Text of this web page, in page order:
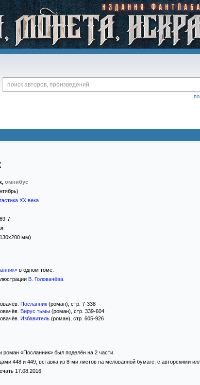
омнибус
XX века
7
мм)
в одном томе.
В. Головачёва.
Посланник (роман), стр. 7-338
Вирус тьмы (роман), стр. 339-604
Избавитель (роман), стр. 605-926
роман «Посланник» был поделён на 2 части.
448 и 449, вставка из 8-ми листов на мелованной бумаге, с авторскими
17.08.2016.